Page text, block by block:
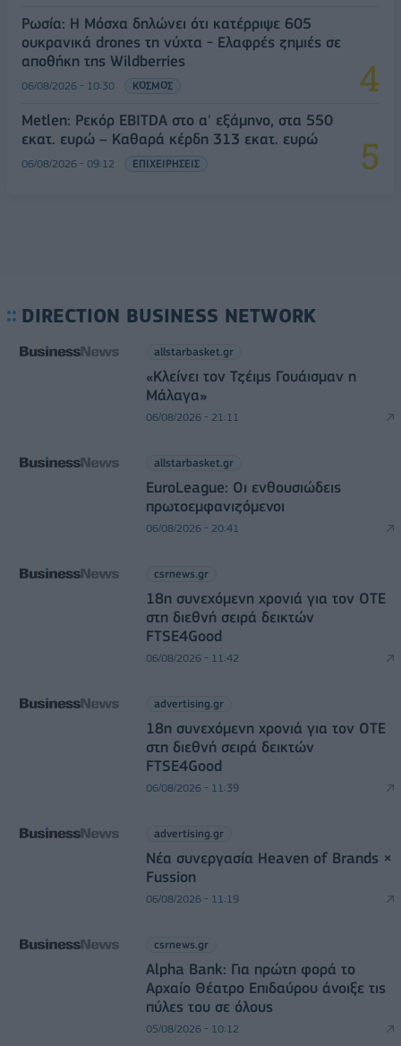
Ρωσία: Η Μόσχα δηλώνει ότι κατέρριψε 605
ουκρανικά drones τη νύχτα - Ελαφρές ζημιές σε
αποθήκη της Wildberries
06/08/2026 - 10:30 ΚΟΣΜΟΣ
Metlen: Ρεκόρ EBITDA στο α' εξάμηνο, στα 550
εκατ. ευρώ – Καθαρά κέρδη 313 εκατ. ευρώ
06/08/2026 - 09:12 ΕΠΙΧΕΙΡΗΣΕΙΣ
DIRECTION BUSINESS NETWORK
allstarbasket.gr
«Κλείνει τον Τζέιμς Γουάισμαν η
Μάλαγα»
06/08/2026 - 21:11
allstarbasket.gr
EuroLeague: Οι ενθουσιώδεις
πρωτοεμφανιζόμενοι
06/08/2026 - 20:41
csrnews.gr
18η συνεχόμενη χρονιά για τον ΟΤΕ
στη διεθνή σειρά δεικτών
FTSE4Good
06/08/2026 - 11:42
advertising.gr
18η συνεχόμενη χρονιά για τον ΟΤΕ
στη διεθνή σειρά δεικτών
FTSE4Good
06/08/2026 - 11:39
advertising.gr
Νέα συνεργασία Heaven of Brands ×
Fussion
06/08/2026 - 11:19
csrnews.gr
Alpha Bank: Για πρώτη φορά το
Αρχαίο Θέατρο Επιδαύρου άνοιξε τις
πύλες του σε όλους
05/08/2026 - 10:12